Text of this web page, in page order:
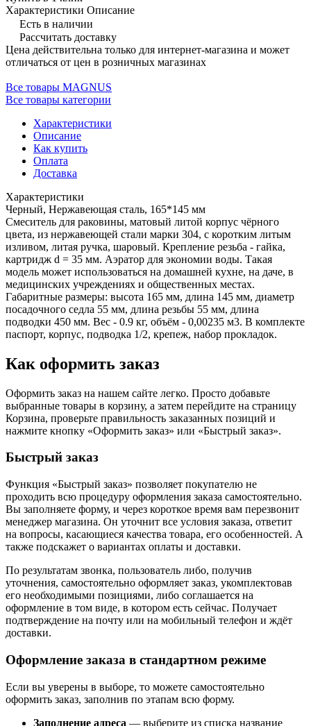
Характеристики Описание
Есть в наличии
Рассчитать доставку
Цена действительна только для интернет-магазина и может
отличаться от цен в розничных магазинах
Все товары MAGNUS
Все товары категории
Характеристики
Описание
Как купить
Оплата
Доставка
Характеристики
Черный, Нержавеющая сталь, 165*145 мм
Смеситель для раковины, матовый литой корпус чёрного
цвета, из нержавеющей стали марки 304, с коротким литым
изливом, литая ручка, шаровый. Крепление резьба - гайка,
картридж d = 35 мм. Аэратор для экономии воды. Такая
модель может использоваться на домашней кухне, на даче, в
медицинских учреждениях и общественных местах.
Габаритные размеры: высота 165 мм, длина 145 мм, диаметр
посадочного седла 55 мм, длина резьбы 55 мм, длина
подводки 450 мм. Вес - 0.9 кг, объём - 0,00235 м3. В комплекте
паспорт, корпус, подводка 1/2, крепеж, набор прокладок.
Как оформить заказ
Оформить заказ на нашем сайте легко. Просто добавьте
выбранные товары в корзину, а затем перейдите на страницу
Корзина, проверьте правильность заказанных позиций и
нажмите кнопку «Оформить заказ» или «Быстрый заказ».
Быстрый заказ
Функция «Быстрый заказ» позволяет покупателю не
проходить всю процедуру оформления заказа самостоятельно.
Вы заполняете форму, и через короткое время вам перезвонит
менеджер магазина. Он уточнит все условия заказа, ответит
на вопросы, касающиеся качества товара, его особенностей. А
также подскажет о вариантах оплаты и доставки.
По результатам звонка, пользователь либо, получив
уточнения, самостоятельно оформляет заказ, укомплектовав
его необходимыми позициями, либо соглашается на
оформление в том виде, в котором есть сейчас. Получает
подтверждение на почту или на мобильный телефон и ждёт
доставки.
Оформление заказа в стандартном режиме
Если вы уверены в выборе, то можете самостоятельно
оформить заказ, заполнив по этапам всю форму.
Заполнение адреса — выберите из списка название